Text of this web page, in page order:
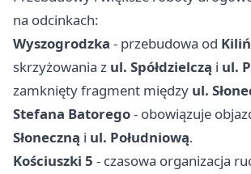
na odcinkach:
Wyszogrodzka - przebudowa od
skrzyżowania z ul. Spółdzielczą i ul.
zamknięty fragment między ul.
Stefana Batorego- obowiązuje
Słoneczną i ul. Południową.
Kościuszki 5 - czasowa organizacja